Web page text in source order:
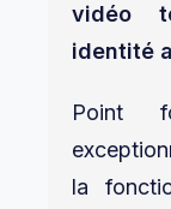
vidéo
identité
Point
la